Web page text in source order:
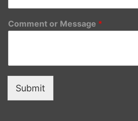
Comment or Message *
Submit